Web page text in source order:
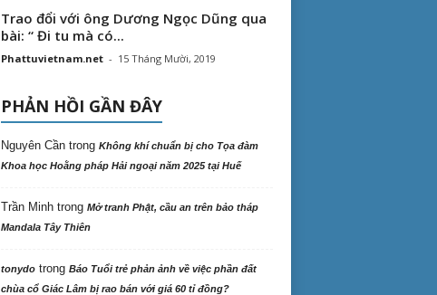
Trao đổi với ông Dương Ngọc Dũng qua
bài: “ Đi tu mà có...
Phattuvietnam.net - 15 Tháng Mười, 2019
PHẢN HỒI GẦN ĐÂY
Nguyên Cầntrong Không khí chuẩn bị cho Tọa đàm
Khoa học Hoằng pháp Hải ngoại năm 2025 tại Huế
Trần Minhtrong Mở tranh Phật, cầu an trên bảo tháp
Mandala Tây Thiên
tonydotrong Báo Tuổi trẻ phản ảnh về việc phần đất
chùa cổ Giác Lâm bị rao bán với giá 60 tỉ đồng?